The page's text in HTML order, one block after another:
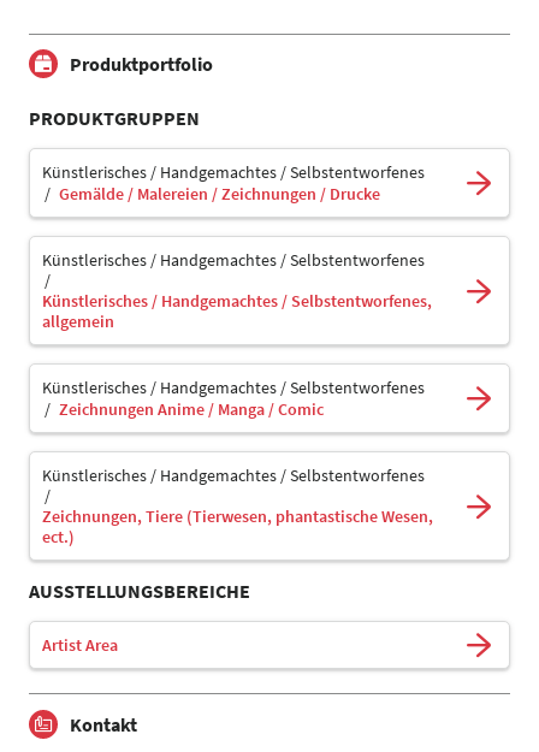
Produktportfolio
PRODUKTGRUPPEN
Künstlerisches / Handgemachtes / Selbstentworfenes
Gemälde / Malereien / Zeichnungen / Drucke
Künstlerisches / Handgemachtes / Selbstentworfenes
Künstlerisches / Handgemachtes / Selbstentworfenes,
allgemein
Künstlerisches / Handgemachtes / Selbstentworfenes
Zeichnungen Anime / Manga / Comic
Künstlerisches / Handgemachtes / Selbstentworfenes
Zeichnungen, Tiere (Tierwesen, phantastische Wesen,
ect.)
AUSSTELLUNGSBEREICHE
Artist Area
Kontakt